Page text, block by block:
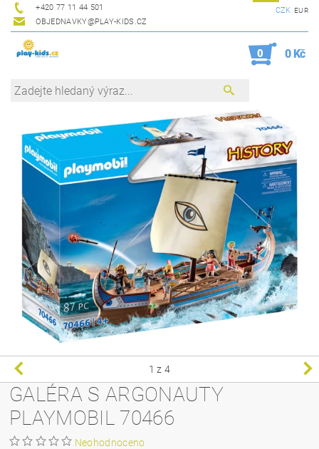
+420 77 11 44 501
OBJEDNAVKY@PLAY-KIDS.CZ
CZK EUR
0 0 Kč
1 z 4
GALÉRA S ARGONAUTY
PLAYMOBIL 70466
Neohodnoceno